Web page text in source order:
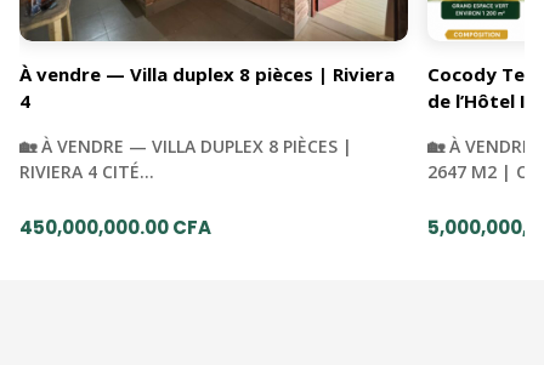
À vendre — Villa duplex 8 pièces | Riviera
4
🏡 À VENDRE — VILLA DUPLEX 8 PIÈCES |
RIVIERA 4 CITÉ…
450,000,000.00 CFA
Cocody
de l’Hôtel
🏡 À VENDRE
2647 M2 |